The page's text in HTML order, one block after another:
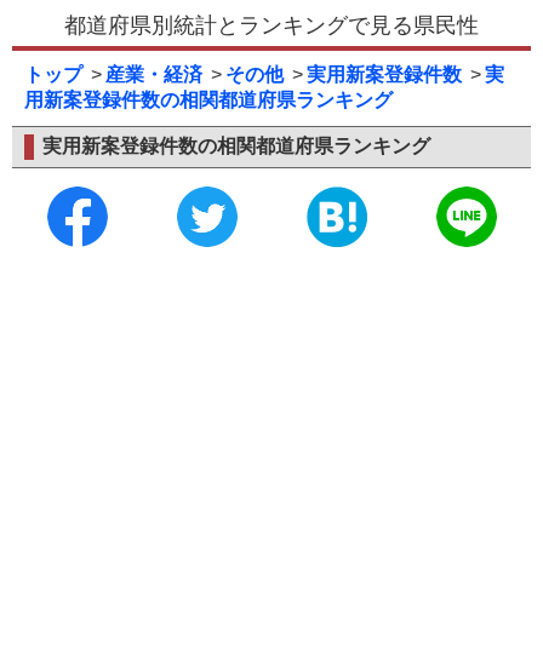
都道府県別統計とランキングで見る県民性
トップ 産業・経済 その他 実用新案登録件数
実
用新案登録件数の相関都道府県ランキング
実用新案登録件数の相関都道府県ランキング